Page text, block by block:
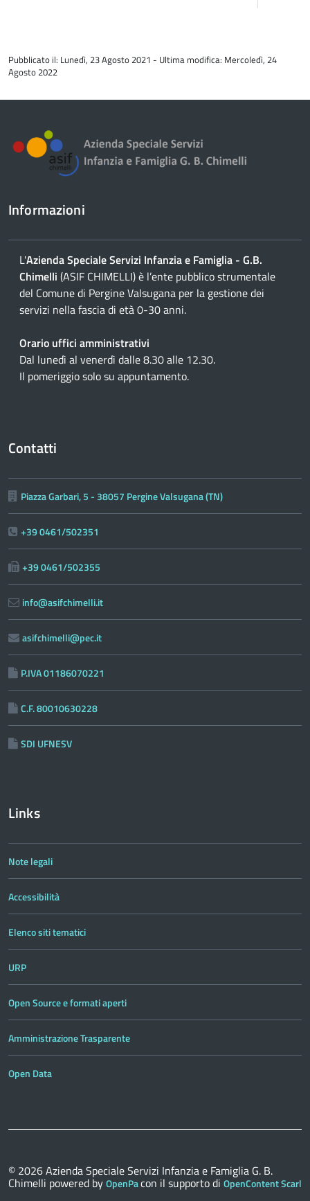
del
contenuto
Pubblicato il: Lunedì, 23 Agosto 2021 - Ultima modifica: Mercoledì, 24
Agosto 2022
Informazioni
L'Azienda Speciale Servizi Infanzia e Famiglia - G.B.
Chimelli (ASIF CHIMELLI) è l’ente pubblico strumentale
del Comune di Pergine Valsugana per la gestione dei
servizi nella fascia di età 0-30 anni.
Orario uffici amministrativi
Dal lunedì al venerdì dalle 8.30 alle 12.30.
Il pomeriggio solo su appuntamento.
Contatti
Piazza Garbari, 5 - 38057 Pergine Valsugana (TN)
+39 0461/502351
+39 0461/502355
info@asifchimelli.it
asifchimelli@pec.it
P.IVA 01186070221
C.F. 80010630228
SDI UFNESV
Links
Note legali
Accessibilità
Elenco siti tematici
URP
Open Source e formati aperti
Amministrazione Trasparente
Open Data
© 2026Azienda Speciale Servizi Infanzia e Famiglia G. B.
Chimelli powered byOpenPacon il supporto di OpenContent Scarl